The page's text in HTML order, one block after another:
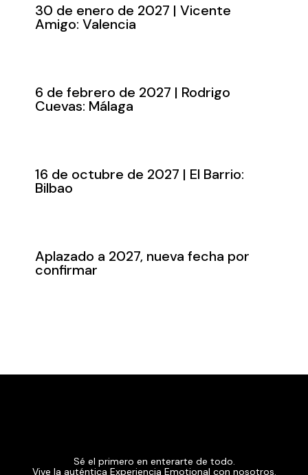
30 de enero de 2027 | Vicente
Amigo: Valencia
6 de febrero de 2027 | Rodrigo
Cuevas: Málaga
16 de octubre de 2027 | El Barrio:
Bilbao
Aplazado a 2027, nueva fecha por
confirmar
Sé el primero en enterarte de todo.
Vive la auténtica Experiencia Emotional con nosotros.